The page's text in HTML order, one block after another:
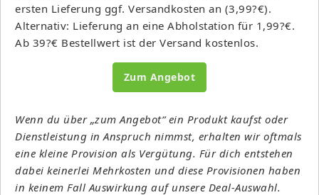
ersten Lieferung ggf. Versandkosten an (3,99?€).
Alternativ: Lieferung an eine Abholstation für 1,99?€.
Ab 39?€ Bestellwert ist der Versand kostenlos.
Zum Angebot
Wenn du über „zum Angebot“ ein Produkt kaufst oder
Dienstleistung in Anspruch nimmst, erhalten wir oftmals
eine kleine Provision als Vergütung. Für dich entstehen
dabei keinerlei Mehrkosten und diese Provisionen haben
in keinem Fall Auswirkung auf unsere Deal-Auswahl.